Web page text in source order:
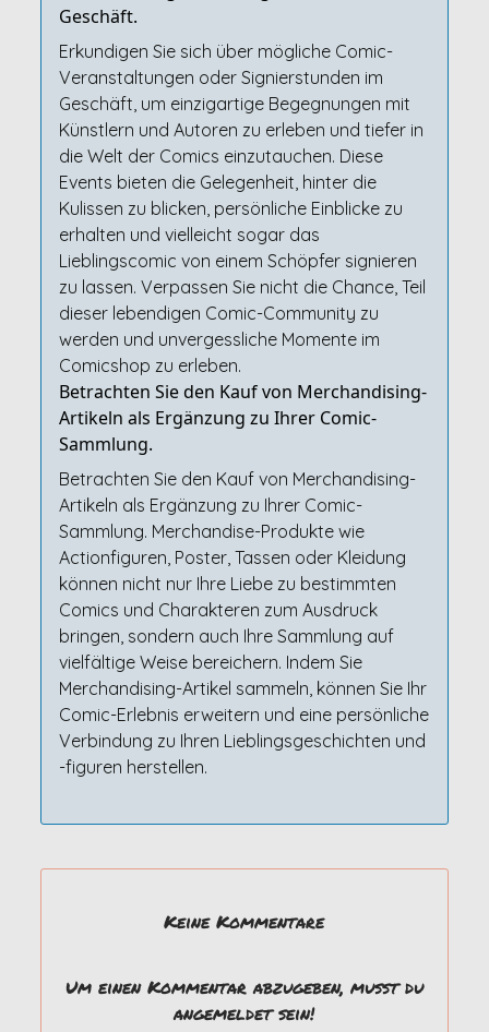
Geschäft.
Erkundigen Sie sich über mögliche Comic-
Veranstaltungen oder Signierstunden im
Geschäft, um einzigartige Begegnungen mit
Künstlern und Autoren zu erleben und tiefer in
die Welt der Comics einzutauchen. Diese
Events bieten die Gelegenheit, hinter die
Kulissen zu blicken, persönliche Einblicke zu
erhalten und vielleicht sogar das
Lieblingscomic von einem Schöpfer signieren
zu lassen. Verpassen Sie nicht die Chance, Teil
dieser lebendigen Comic-Community zu
werden und unvergessliche Momente im
Comicshop zu erleben.
Betrachten Sie den Kauf von Merchandising-
Artikeln als Ergänzung zu Ihrer Comic-
Sammlung.
Betrachten Sie den Kauf von Merchandising-
Artikeln als Ergänzung zu Ihrer Comic-
Sammlung. Merchandise-Produkte wie
Actionfiguren, Poster, Tassen oder Kleidung
können nicht nur Ihre Liebe zu bestimmten
Comics und Charakteren zum Ausdruck
bringen, sondern auch Ihre Sammlung auf
vielfältige Weise bereichern. Indem Sie
Merchandising-Artikel sammeln, können Sie Ihr
Comic-Erlebnis erweitern und eine persönliche
Verbindung zu Ihren Lieblingsgeschichten und
-figuren herstellen.
Keine Kommentare
Um einen Kommentar abzugeben, musst du
angemeldet sein!